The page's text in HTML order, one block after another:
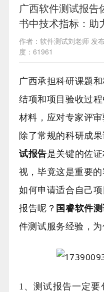
广西软件测试报告
书中技术指标：助
作者：软件测试刘老师 发
度：61961
广西承担科研课题
结项和项目验收过
材料，应对专家评审
除了常规的科研成
试报告是关键的佐
视，毕竟这是重要的
如何申请适合自己
报告呢？ 国睿软件
件测试服务经验，为
1、测试报告一定